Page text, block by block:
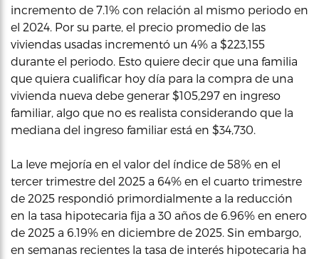
incremento de 7.1% con relación al mismo periodo en
el 2024. Por su parte, el precio promedio de las
viviendas usadas incrementó un 4% a $223,155
durante el periodo. Esto quiere decir que una familia
que quiera cualificar hoy día para la compra de una
vivienda nueva debe generar $105,297 en ingreso
familiar, algo que no es realista considerando que la
mediana del ingreso familiar está en $34,730.
La leve mejoría en el valor del índice de 58% en el
tercer trimestre del 2025 a 64% en el cuarto trimestre
de 2025 respondió primordialmente a la reducción
en la tasa hipotecaria fija a 30 años de 6.96% en enero
de 2025 a 6.19% en diciembre de 2025. Sin embargo,
en semanas recientes la tasa de interés hipotecaria ha